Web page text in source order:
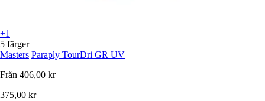
+1
5 färger
Masters Paraply TourDri GR UV
Från 406,00 kr
375,00 kr